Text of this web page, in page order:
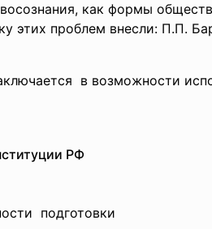
как формы
этих проблем внесли: П.П.
в возможности
РФ
подготовки